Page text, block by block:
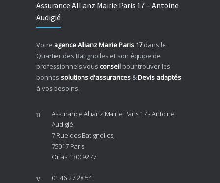
Assurance Allianz Mairie Paris 17 – Antoine
Audigié
Votre agence Allianz Mairie Paris 17dans le
Quartier des Batignolles et son équipe de
professionnels vous conseil pour trouver les
bonnes solutions d'assurances &Devis adaptés
à vos besoins.
Assurance Allianz Mairie Paris 17 - Antoine
Audigié
7 Rue des Batignolles,
75017 Paris
Orias 13009277
01 46 27 28 54